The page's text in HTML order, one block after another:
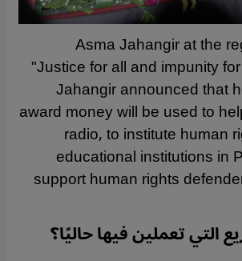
Asma Jahangir at the
"Justice for all and impunity
Jahangir announced that
award money will be used to
radio, to institute human
educational institutions in
support human rights
التي تعملين فيها حاليًا؟